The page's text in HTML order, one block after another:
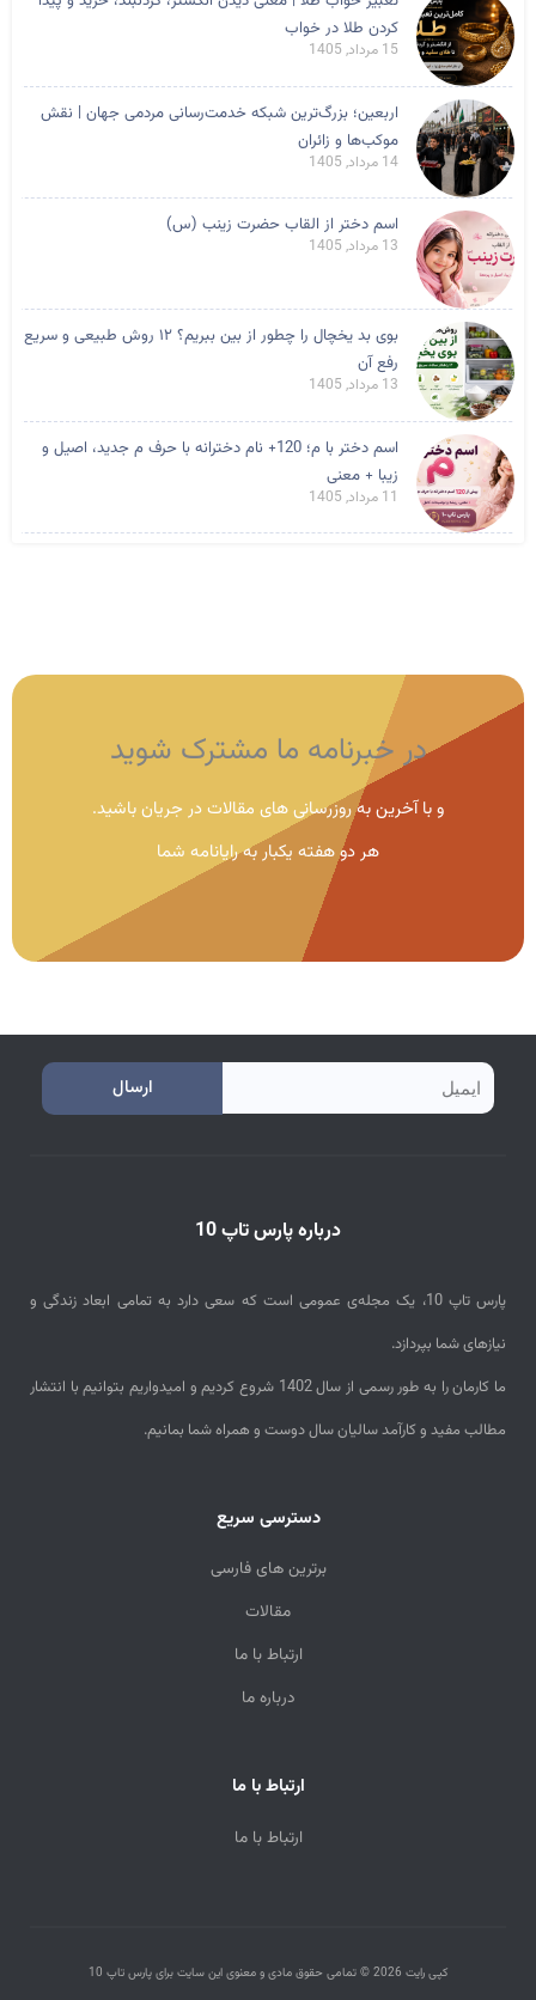
کردن طلا در خواب
15 مرداد, 1405
اربعین؛ بزرگ‌ترین شبکه خدمت‌رسانی مردمی جهان | نقش
موکب‌ها و زائران
14 مرداد, 1405
اسم دختر از القاب حضرت زینب (س)
13 مرداد, 1405
بوی بد یخچال را چطور از بین ببریم؟ ۱۲ روش طبیعی و سریع
رفع آن
13 مرداد, 1405
اسم دختر با م؛ 120+ نام دخترانه با حرف م جدید، اصیل و
زیبا + معنی
11 مرداد, 1405
در خبرنامه ما مشترک شوید
و با آخرین به روزرسانی های مقالات در جریان باشید.
هر دو هفته یکبار به رایانامه شما
e
ارسال
درباره پارس تاپ 10
پارس تاپ 10، یک مجله‌ی عمومی است که سعی دارد به تمامی ابعاد زندگی و
نیازهای شما بپردازد.
ما کارمان را به طور رسمی از سال 1402 شروع کردیم و امیدواریم بتوانیم با انتشار
مطالب مفید و کارآمد سالیان سال دوست و همراه شما بمانیم.
دسترسی سریع
برترین های فارسی
مقالات
ارتباط با ما
درباره ما
ارتباط با ما
ارتباط با ما
کپی رایت 2026 © تمامی حقوق مادی و معنوی این سایت برای پارس تاپ 10